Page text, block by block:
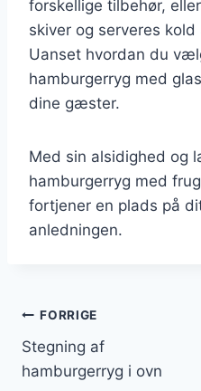
forskellige tilbehør,
skiver og serveres
Uanset hvordan du
hamburgerryg med
dine gæster.
Med sin alsidighed og
hamburgerryg med
fortjener en plads på
anledningen.
FORRIGE
Stegning af
hamburgerryg i ovn